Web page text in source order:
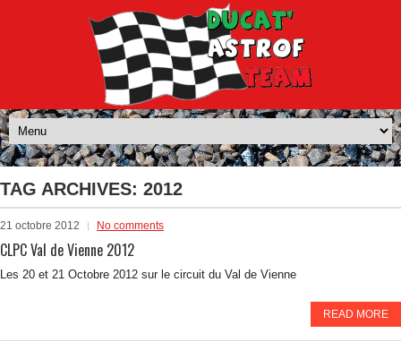
TAG ARCHIVES: 2012
21 octobre 2012 No comments
CLPC Val de Vienne 2012
Les 20 et 21 Octobre 2012 sur le circuit du Val de Vienne
READ MORE